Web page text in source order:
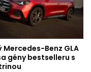
Mercedes-Benz GLA
gény bestselleru s